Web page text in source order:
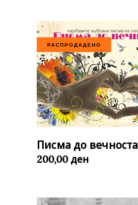
РАСПРОДАДЕНО
Писма до вечноста
200,00 ден